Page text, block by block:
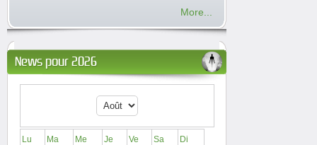
More...
News pour 2026
Lu Ma Me Je Ve Sa
Di